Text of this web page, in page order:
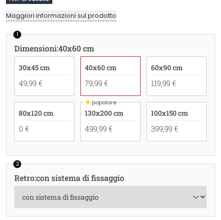
Maggiori informazioni sul prodotto
1
Dimensioni:40x60 cm
30x45 cm
49,99 €
40x60 cm
79,99 €
60x90 cm
119,99 €
80x120 cm
0 €
★popolare
130x200 cm
499,99 €
100x150 cm
399,99 €
2
Retro:con sistema di fissaggio